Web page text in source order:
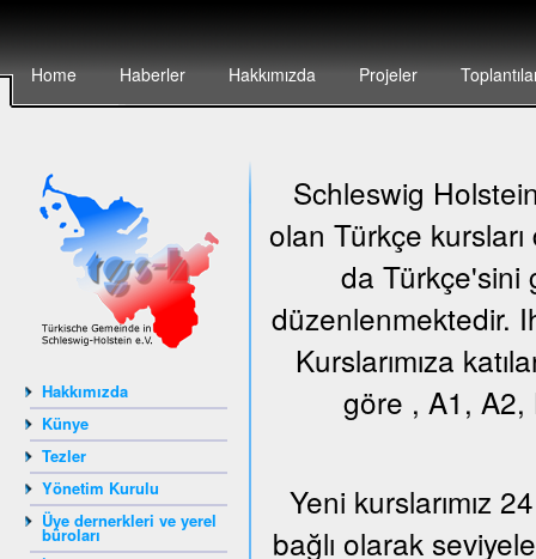
Home Haberler Hakkımızda Projeler
Hakkımızda
Künye
Tezler
Yönetim Kurulu
Üye dernerkleri ve yerel
büroları
Schleswig
olan Türkçe
da Türkçe'sini
düzenlenmektedir.
Kurslarımıza
göre , A1, A2,
Yeni kurslarımız
bağlı olarak